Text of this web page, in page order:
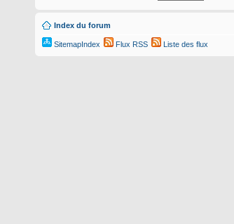
Index du forum
SitemapIndex Flux RSS Liste des flux